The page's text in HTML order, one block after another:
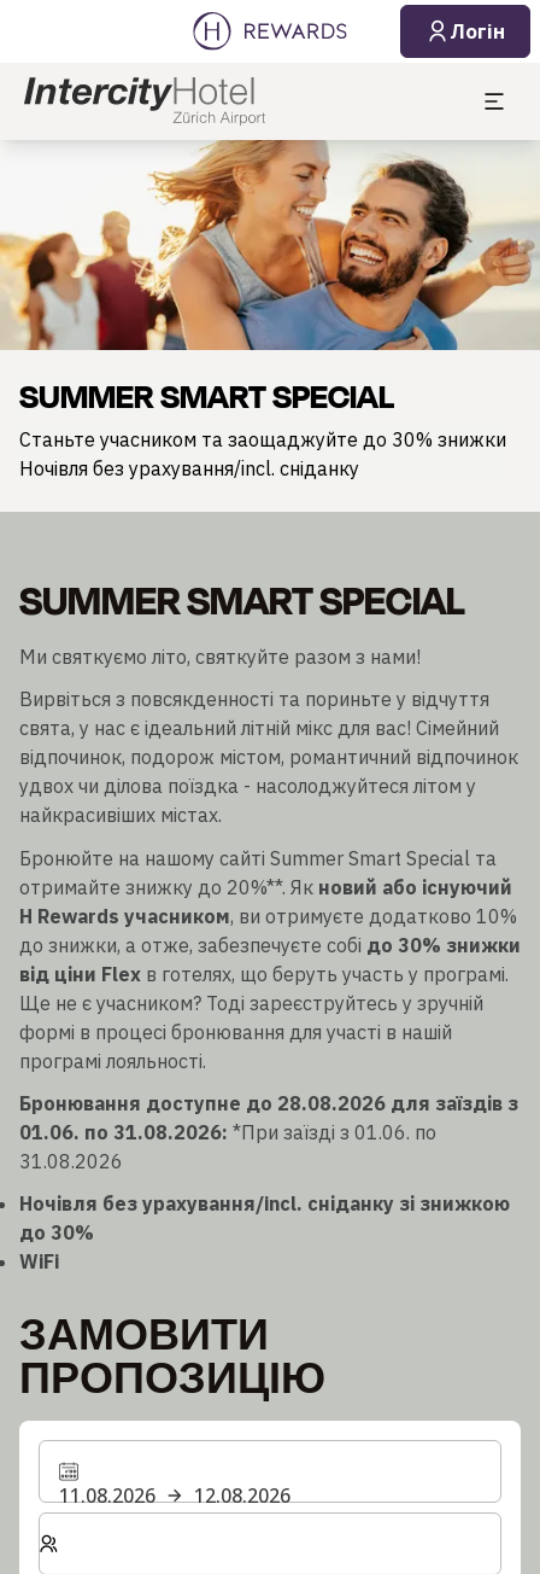
Логін
SUMMER SMART SPECIAL
Станьте учасником та заощаджуйте до 30% знижки
Ночівля без урахування/incl. сніданку
SUMMER SMART SPECIAL
Ми святкуємо літо, святкуйте разом з нами!
Вирвіться з повсякденності та пориньте у відчуття
свята, у нас є ідеальний літній мікс для вас! Сімейний
відпочинок, подорож містом, романтичний відпочинок
удвох чи ділова поїздка - насолоджуйтеся літом у
найкрасивіших містах.
Бронюйте на нашому сайті Summer Smart Special та
отримайте знижку до 20%**. Як новий або існуючий
H Rewards учасником, ви отримуєте додатково 10%
до знижки, а отже, забезпечуєте собі до 30% знижки
від ціни Flex в готелях, що беруть участь у програмі.
Ще не є учасником? Тоді зареєструйтесь у зручній
формі в процесі бронювання для участі в нашій
програмі лояльності.
Бронювання доступне до 28.08.2026 для заїздів з
01.06. по 31.08.2026: *При заїзді з 01.06. по
31.08.2026
Ночівля без урахування/incl. сніданку зі знижкою
до 30%
WiFi
ЗАМОВИТИ
ПРОПОЗИЦІЮ
11.08.2026
12.08.2026
Виберіть кількість кімнат та гостей для вашого